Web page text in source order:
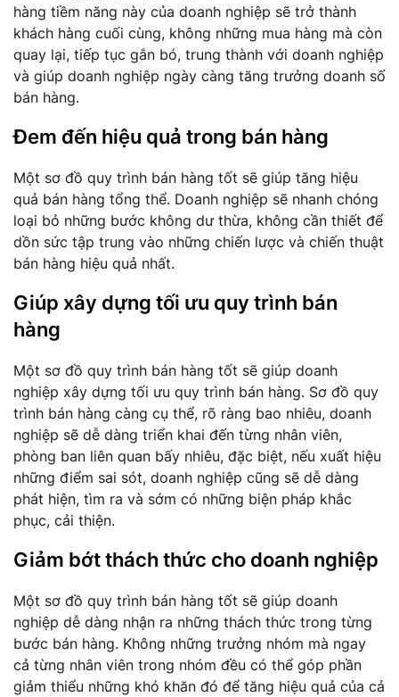
hàng tiềm năng này của doanh nghiệp sẽ trở thành
khách hàng cuối cùng, không những mua hàng mà còn
quay lại, tiếp tục gắn bó, trung thành với doanh nghiệp
và giúp doanh nghiệp ngày càng tăng trưởng doanh số
bán hàng.
Đem đến hiệu quả trong bán hàng
Một sơ đồ quy trình bán hàng tốt sẽ giúp tăng hiệu
quả bán hàng tổng thể. Doanh nghiệp sẽ nhanh chóng
loại bỏ những bước không dư thừa, không cần thiết để
dồn sức tập trung vào những chiến lược và chiến thuật
bán hàng hiệu quả nhất.
Giúp xây dựng tối ưu quy trình bán
hàng
Một sơ đồ quy trình bán hàng tốt sẽ giúp doanh
nghiệp xây dựng tối ưu quy trình bán hàng. Sơ đồ quy
trình bán hàng càng cụ thể, rõ ràng bao nhiêu, doanh
nghiệp sẽ dễ dàng triển khai đến từng nhân viên,
phòng ban liên quan bấy nhiêu, đặc biệt, nếu xuất hiệu
những điểm sai sót, doanh nghiệp cũng sẽ dễ dàng
phát hiện, tìm ra và sớm có những biện pháp khắc
phục, cải thiện.
Giảm bớt thách thức cho doanh nghiệp
Một sơ đồ quy trình bán hàng tốt sẽ giúp doanh
nghiệp dễ dàng nhận ra những thách thức trong từng
bước bán hàng. Không những trưởng nhóm mà ngay
cả từng nhân viên trong nhóm đều có thể góp phần
giảm thiểu những khó khăn đó để tăng hiệu quả của cả